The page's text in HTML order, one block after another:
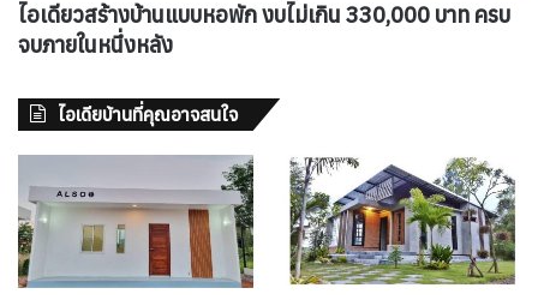
ไอเดียวสร้างบ้านแบบหอพัก งบไม่เกิน 330,000 บาท ครบ
จบภายในหนึ่งหลัง
ไอเดียบ้านที่คุณอาจสนใจ